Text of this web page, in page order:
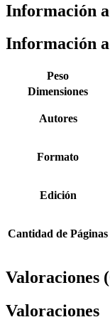
Información
Información
Peso
Dimensiones
Autores
Formato
Edición
Cantidad de Páginas
Valoraciones
Valoraciones